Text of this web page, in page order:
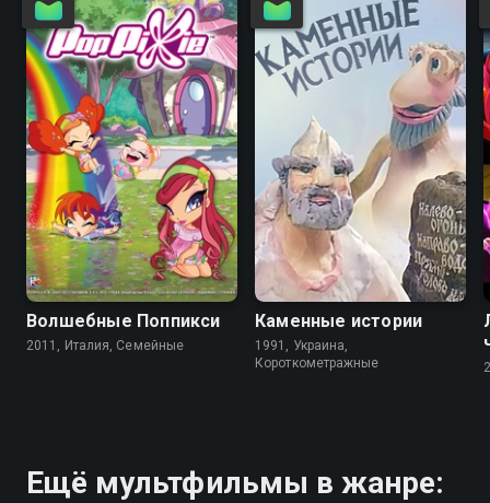
3.3 5.6
Волшебные Поппикси
2011, Италия, Семейные
Каменные истории
1991, Украина,
Короткометражные
Ещё мультфильмы в жанре: